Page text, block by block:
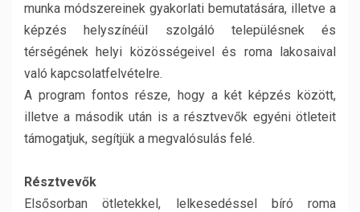
munka módszereinek gyakorlati bemutatására, illetve a
képzés helyszínéül szolgáló településnek és
térségének helyi közösségeivel és roma lakosaival
való kapcsolatfelvételre.
A program fontos része, hogy a két képzés között,
illetve a második után is a résztvevők egyéni ötleteit
támogatjuk, segítjük a megvalósulás felé.
Résztvevők
Elsősorban ötletekkel, lelkesedéssel bíró roma